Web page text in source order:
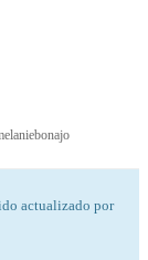
actualizado por